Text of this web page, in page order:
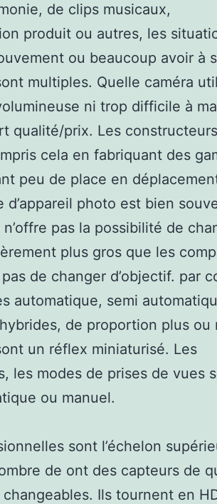
de clips musicaux,
produit ou autres, les
ou beaucoup avoir à
multiples. Quelle caméra
ni trop difficile à
qualité/prix. Les constructeurs
cela en fabriquant des
peu de place en
photo est bien
pas la possibilité de
plus gros que les
de changer d’objectif. par
automatique, semi
de proportion plus ou
un réflex miniaturisé. Les
les modes de prises de vues
ou manuel.
sont l’échelon
de ont des capteurs de
Ils tournent en